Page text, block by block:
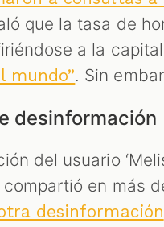
que la tasa de
a la
mundo”. Sin
desinformación
del usuario
compartió en más
desinformación